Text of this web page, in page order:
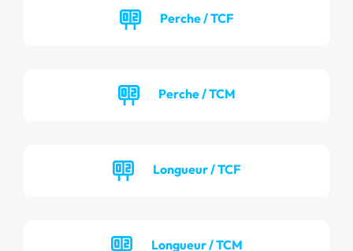
Perche / TCF
Perche / TCM
Longueur / TCF
Longueur / TCM